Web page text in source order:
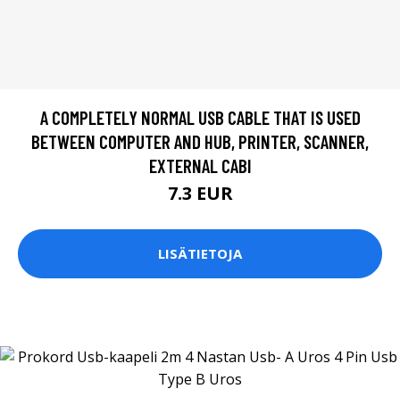
A COMPLETELY NORMAL USB CABLE THAT IS USED
BETWEEN COMPUTER AND HUB, PRINTER, SCANNER,
EXTERNAL CABI
7.3 EUR
LISÄTIETOJA